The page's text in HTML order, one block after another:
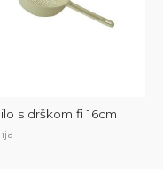
s drškom fi 16cm